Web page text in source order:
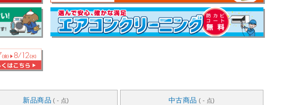
新品商品 ( - 点) 中古商品 ( - 点)